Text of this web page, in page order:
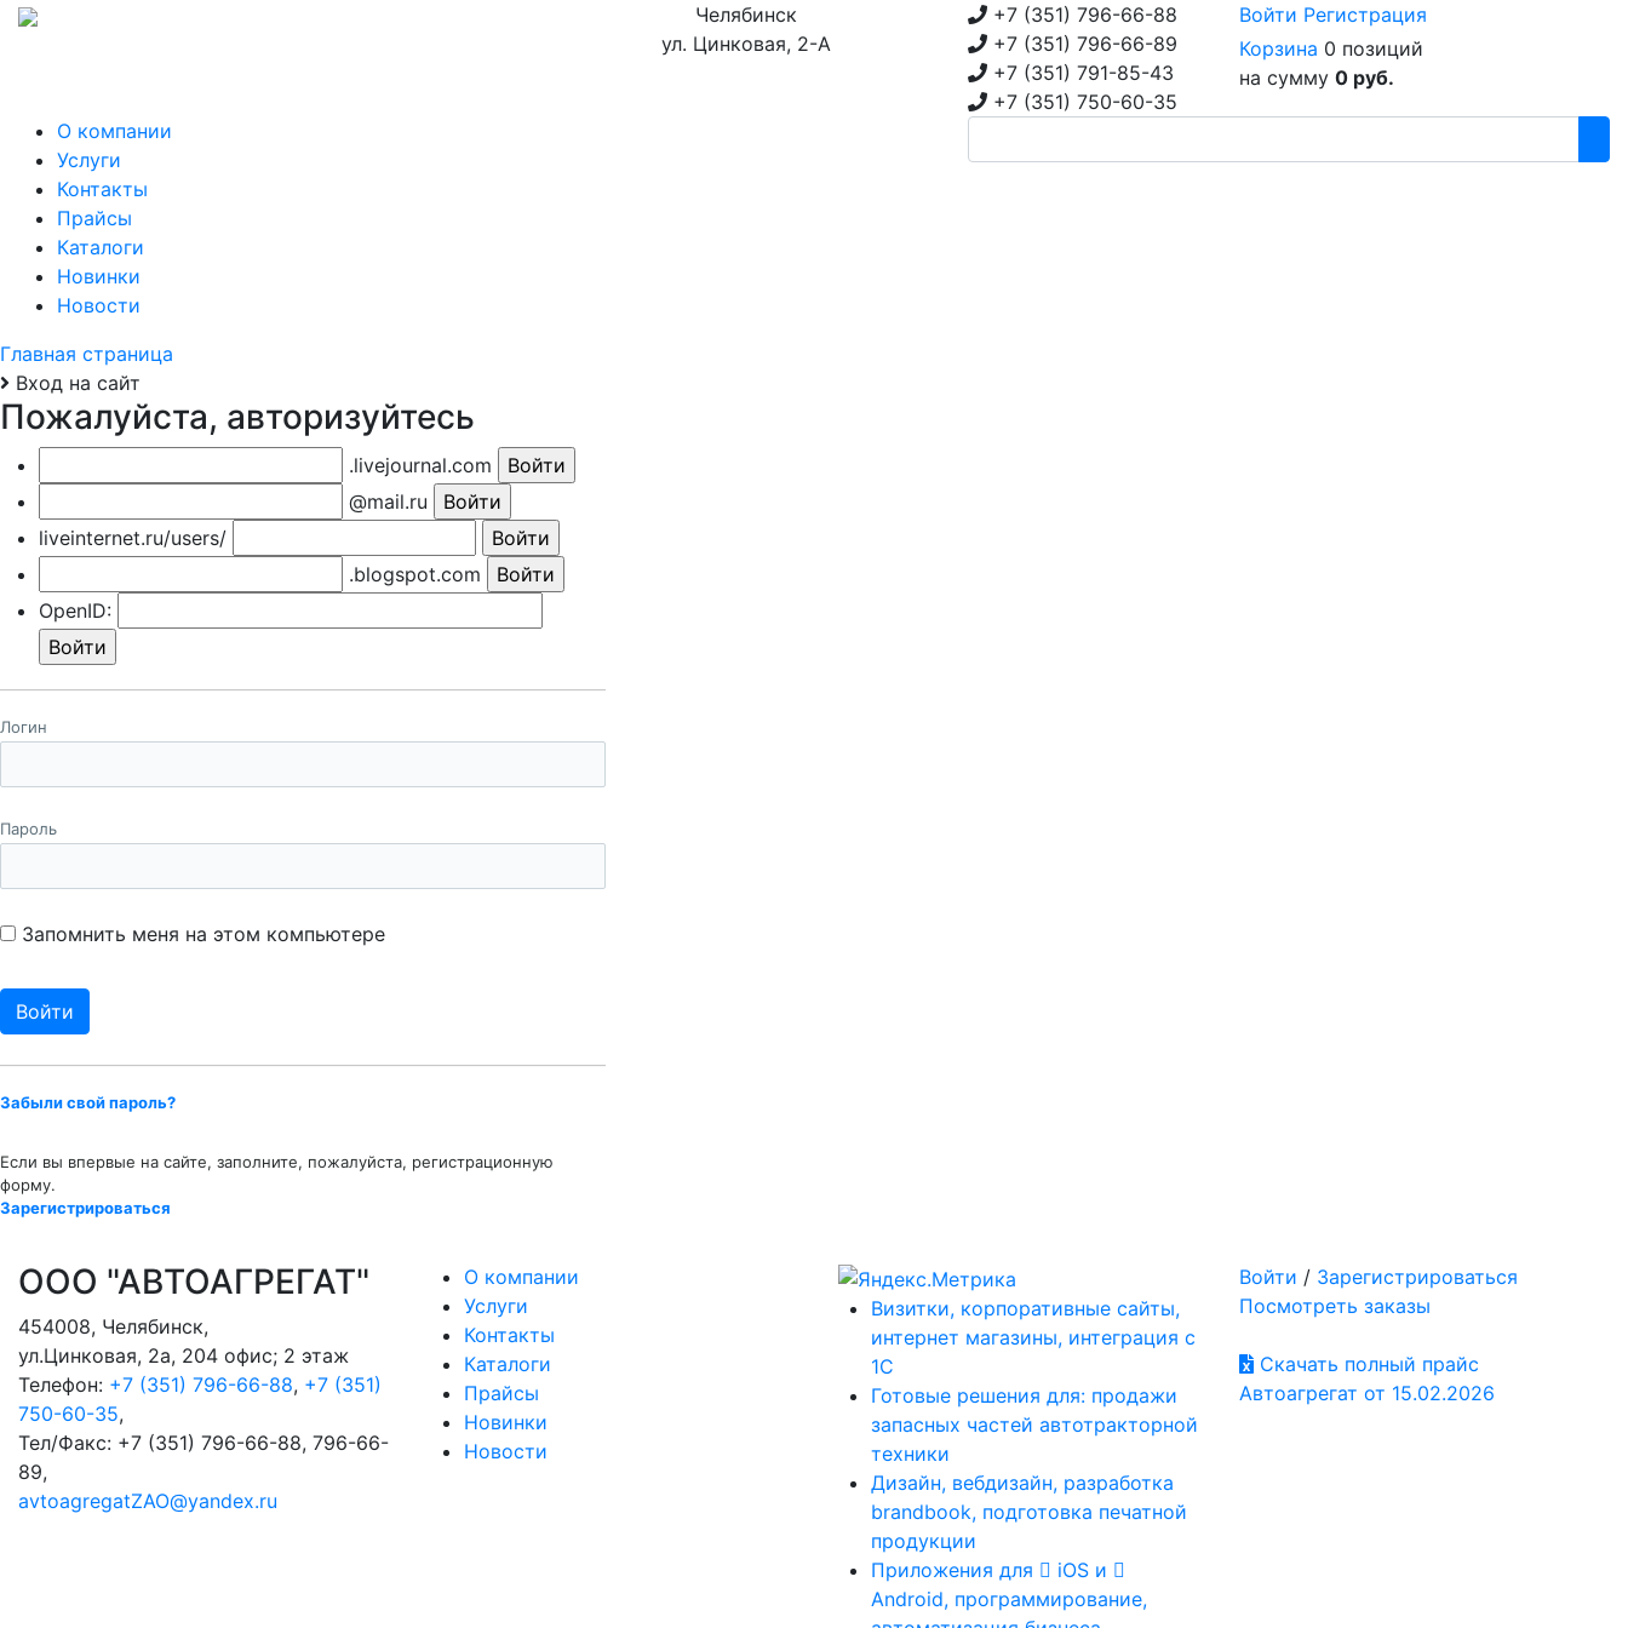
Челябинск
ул. Цинковая, 2-А
+7 (351) 796-66-88
+7 (351) 796-66-89
+7 (351) 791-85-43
+7 (351) 750-60-35
Войти Регистрация
Корзина 0 позиций
на сумму 0 руб.
О компании
Услуги
Контакты
Прайсы
Каталоги
Новинки
Новости
Главная страница
Вход на сайт
Пожалуйста, авторизуйтесь
.livejournal.com
@mail.ru
liveinternet.ru/users/
.blogspot.com
OpenID:
Логин
Пароль
Запомнить меня на этом компьютере
Забыли свой пароль?
Если вы впервые на сайте, заполните, пожалуйста, регистрационную
форму.
Зарегистрироваться
ООО "АВТОАГРЕГАТ"
454008, Челябинск,
ул.Цинковая, 2а, 204 офис; 2 этаж
Телефон: +7 (351) 796-66-88, +7 (351)
750-60-35,
Тел/Факс: +7 (351) 796-66-88, 796-66-
89,
avtoagregatZAO@yandex.ru
О компании
Услуги
Контакты
Каталоги
Прайсы
Новинки
Новости
Визитки, корпоративные сайты,
интернет магазины, интеграция с
1С
Готовые решения для: продажи
запасных частей автотракторной
техники
Дизайн, вебдизайн, разработка
brandbook, подготовка печатной
продукции
Приложения для
iOS и
Android, программирование,
Войти / Зарегистрироваться
Посмотреть заказы
Скачать полный прайс
Автоагрегат от 15.02.2026